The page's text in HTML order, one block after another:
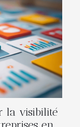
la visibilité